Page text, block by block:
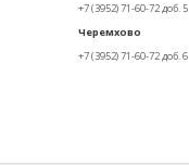
+7 (3952) 71-60-72 доб. 5
Черемхово
+7 (3952) 71-60-72 доб. 6